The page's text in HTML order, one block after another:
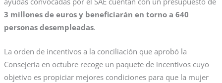
3 millones de euros y beneficiarán en torno a 640
personas desempleadas.
La orden de incentivos a la conciliación que aprobó la
Consejería en octubre recoge un paquete de incentivos cuyo
objetivo es propiciar mejores condiciones para que la mujer